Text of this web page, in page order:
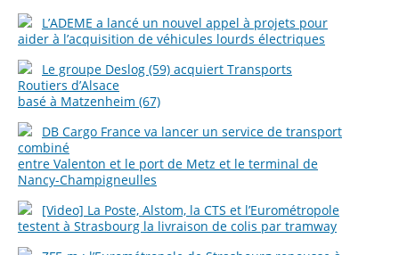
L’ADEME a lancé un nouvel appel à projets pour
aider à l’acquisition de véhicules lourds électriques
Le groupe Deslog (59) acquiert Transports
Routiers d’Alsace
basé à Matzenheim (67)
DB Cargo France va lancer un service de transport
combiné
entre Valenton et le port de Metz et le terminal de
Nancy-Champigneulles
[Video] La Poste, Alstom, la CTS et l’Eurométropole
testent à Strasbourg la livraison de colis par tramway